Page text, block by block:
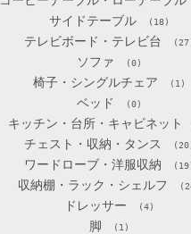
サイドテーブル (18)
テレビボード・テレビ台
ソファ (0)
椅子・シングルチェア (1)
ベッド (0)
キッチン・台所・キャビネット
チェスト・収納・タンス
ワードローブ・洋服収納
収納棚・ラック・シェルフ
ドレッサー (4)
脚 (1)